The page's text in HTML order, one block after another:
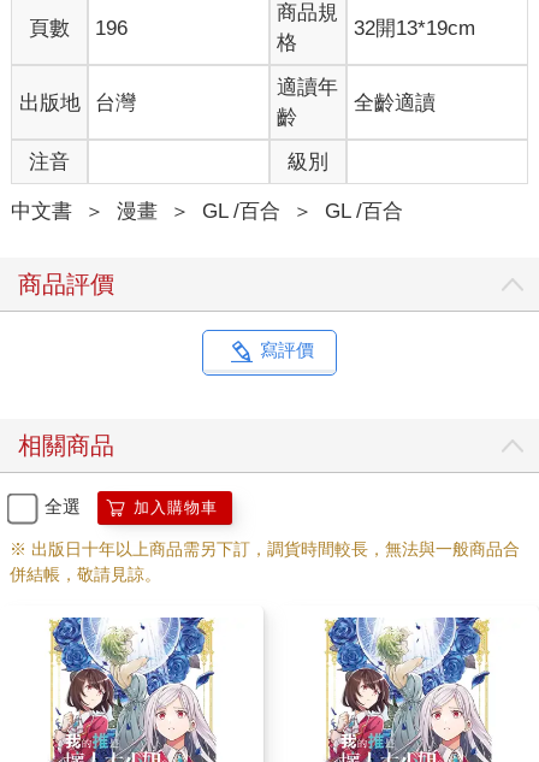
頁數 196
商品規
格
32開13*19cm
出版地 台灣
適讀年
齡
全齡適讀
注音 級別
中文書 ＞ 漫畫 ＞ GL /百合 ＞ GL /百合
商品評價
寫評價
相關商品
全選 加入購物車
※ 出版日十年以上商品需另下訂，調貨時間較長，無法與一般商品合
併結帳，敬請見諒。